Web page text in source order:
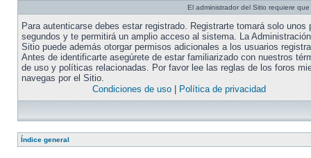
El administrador del Sitio requiere
Para autenticarse debes estar registrado. Registrarte tomará solo unos
segundos y te permitirá un amplio acceso al sistema. La
Sitio puede además otorgar permisos adicionales a los usuarios
Antes de identificarte asegúrete de estar familiarizado con nuestros
de uso y políticas relacionadas. Por favor lee las reglas de los foros
navegas por el Sitio.
Condiciones de uso| Política de privacidad
Índice general